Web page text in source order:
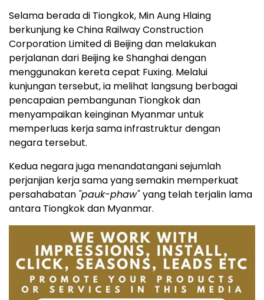
Selama berada di Tiongkok, Min Aung Hlaing
berkunjung ke China Railway Construction
Corporation Limited di Beijing dan melakukan
perjalanan dari Beijing ke Shanghai dengan
menggunakan kereta cepat Fuxing. Melalui
kunjungan tersebut, ia melihat langsung berbagai
pencapaian pembangunan Tiongkok dan
menyampaikan keinginan Myanmar untuk
memperluas kerja sama infrastruktur dengan
negara tersebut.
Kedua negara juga menandatangani sejumlah
perjanjian kerja sama yang semakin memperkuat
persahabatan "pauk-phaw"yang telah terjalin lama
antara Tiongkok dan Myanmar.